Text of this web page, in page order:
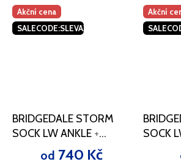
Akční cena
SALECODE:SLEVAX5:5:%
BRIDGEDALE STORM
SOCK LW ANKLE +
SLEVA SE SLEVOVÝM
KÓDEMod 740 Kč
Akční
SOCK
SE